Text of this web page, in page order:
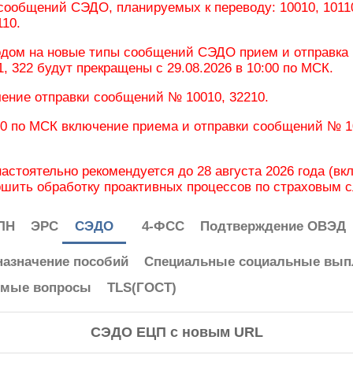
СЭДО, планируемых к переводу: 10010,
на новые типы сообщений СЭДО прием и
322 будут прекращены с 29.08.2026 в 10:00 по МСК.
отправки сообщений № 10010, 32210.
по МСК включение приема и отправки сообщений №
рекомендуется до 28 августа 2026 года
обработку проактивных процессов по страховым
ЭРС СЭДО 4-ФСС Подтверждение ОВЭД
пособий
Cпециальные социальные
вопросы
TLS(ГОСТ)
СЭДО ЕЦП с новым URL